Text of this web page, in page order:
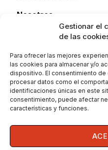
Gestionar el
de las
Para ofrecer las mejores
las cookies para almacenar y/o
dispositivo. El consentimiento
procesar datos como el
identificaciones únicas en este
consentimiento, puede afectar
características y funciones.
Nosotros
Desde noviembre de 2025
100% algodón de fabricación
Envío 2-4 días. Orgullosos de
Contáctanos
Whatsapp: 600148975
Email: info@diegoalferez.es